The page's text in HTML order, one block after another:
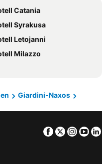
Catania
Syrakusa
Letojanni
Milazzo
Giardini-Naxos
Facebook
Twitter